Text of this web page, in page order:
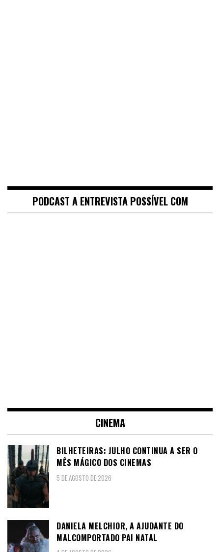
PODCAST A ENTREVISTA POSSÍVEL COM
CINEMA
BILHETEIRAS: JULHO CONTINUA A SER O
MÊS MÁGICO DOS CINEMAS
5 DE AGOSTO DE 2026
DANIELA MELCHIOR, A AJUDANTE DO
MALCOMPORTADO PAI NATAL